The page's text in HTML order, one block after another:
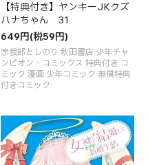
【特典付き】ヤンキーJKクズ
ハナちゃん 31
649円(税59円)
宗我部としのり 秋田書店 少年チャ
ンピオン・コミックス 特典付き コ
ミック 漫画 少年コミック 無償特典
付きコミック